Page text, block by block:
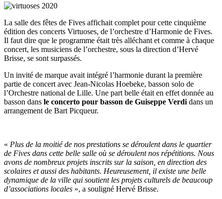
La salle des fêtes de Fives affichait complet pour cette cinquième
édition des concerts Virtuoses, de l’orchestre d’Harmonie de Fives.
Il faut dire que le programme était très alléchant et comme à chaque
concert, les musiciens de l’orchestre, sous la direction d’Hervé
Brisse, se sont surpassés.
Un invité de marque avait intégré l’harmonie durant la première
partie de concert avec Jean-Nicolas Hoebeke, basson solo de
l’Orchestre national de Lille. Une part belle était en effet donnée au
basson dans le concerto pour basson de Guiseppe Verdi dans un
arrangement de Bart Picqueur.
« Plus de la moitié de nos prestations se déroulent dans le quartier
de Fives dans cette belle salle où se déroulent nos répétitions. Nous
avons de nombreux projets inscrits sur la saison, en direction des
scolaires et aussi des habitants. Heureusement, il existe une belle
dynamique de la ville qui soutient les projets culturels de beaucoup
d’associations locales », a souligné Hervé Brisse.